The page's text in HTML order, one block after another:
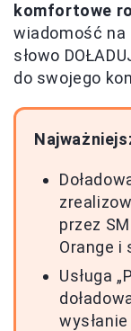
komfortowe
wiadomość na
słowo
do swojego
przez
Orange i
Usługa